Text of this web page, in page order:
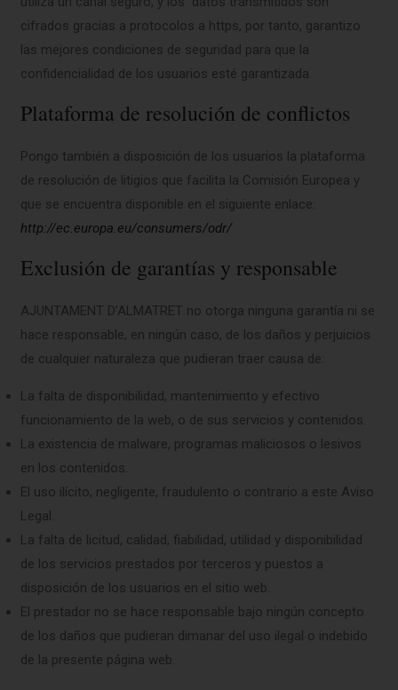
cifrados gracias a protocolos a https, por tanto, garantizo
las mejores condiciones de seguridad para que la
confidencialidad de los usuarios esté garantizada.
Plataforma de resolución de conflictos
Pongo también a disposición de los usuarios la plataforma
de resolución de litigios que facilita la Comisión Europea y
que se encuentra disponible en el siguiente enlace:
http://ec.europa.eu/consumers/odr/
Exclusión de garantías y responsable
AJUNTAMENT D’ALMATRET no otorga ninguna garantía ni se
hace responsable, en ningún caso, de los daños y perjuicios
de cualquier naturaleza que pudieran traer causa de:
La falta de disponibilidad, mantenimiento y efectivo
funcionamiento de la web, o de sus servicios y contenidos.
La existencia de malware, programas maliciosos o lesivos
en los contenidos.
El uso ilícito, negligente, fraudulento o contrario a este Aviso
Legal.
La falta de licitud, calidad, fiabilidad, utilidad y disponibilidad
de los servicios prestados por terceros y puestos a
disposición de los usuarios en el sitio web.
El prestador no se hace responsable bajo ningún concepto
de los daños que pudieran dimanar del uso ilegal o indebido
de la presente página web.